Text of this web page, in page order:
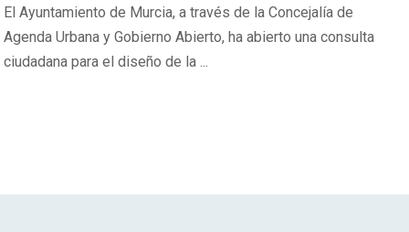
El Ayuntamiento de Murcia, a través de la Concejalía de
Agenda Urbana y Gobierno Abierto, ha abierto una consulta
ciudadana para el diseño de la ...